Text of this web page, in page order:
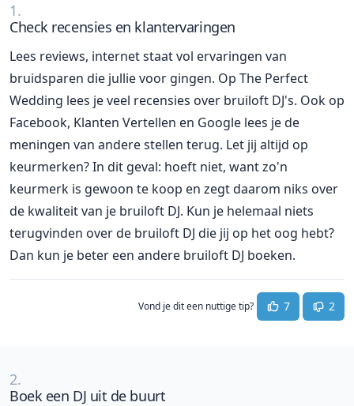
1.
Check recensies en klantervaringen
Lees reviews, internet staat vol ervaringen van
bruidsparen die jullie voor gingen. Op The Perfect
Wedding lees je veel recensies over bruiloft DJ's. Ook op
Facebook, Klanten Vertellen en Google lees je de
meningen van andere stellen terug. Let jij altijd op
keurmerken? In dit geval: hoeft niet, want zo'n
keurmerk is gewoon te koop en zegt daarom niks over
de kwaliteit van je bruiloft DJ. Kun je helemaal niets
terugvinden over de bruiloft DJ die jij op het oog hebt?
Dan kun je beter een andere bruiloft DJ boeken.
Vond je dit een nuttige tip? 7 2
2.
Boek een DJ uit de buurt